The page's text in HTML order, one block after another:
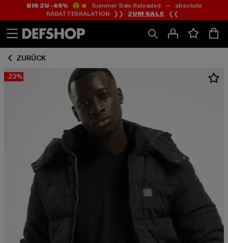
Zum
Inhalt
springen
Zum
Fußzeile
springen
BIS ZU -65%😲💥 Summer Sale Reloaded — absolute
RABATTESKALATION ❯❯ ZUM SALE ❮❮
ZURÜCK
-23%